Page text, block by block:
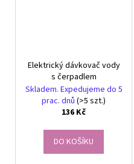
Elektrický dávkovač vody
s čerpadlem
Skladem. Expedujeme do 5
prac. dnů (>5 szt.)
136 Kč
DO KOŠÍKU